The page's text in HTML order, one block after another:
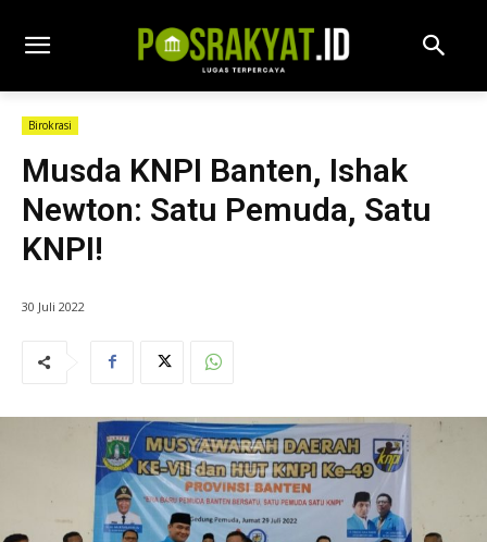
Birokrasi
Musda KNPI Banten, Ishak
Newton: Satu Pemuda, Satu
KNPI!
30 Juli 2022